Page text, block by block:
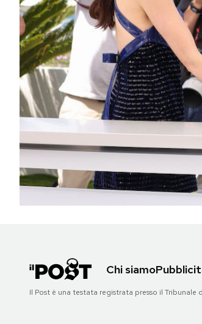
Economia
Sport
Altrecose
Mondiali
PODCAST
NEWSLETTER
I MIEI PREFERITI
AREA PERSONALEChi siamo
Il Post è una testata registrata presso il